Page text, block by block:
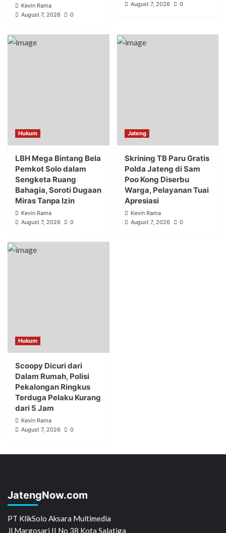
Kevin Rama
August 7, 2026
0
August 7, 2026
0
Hukum
LBH Mega Bintang Bela
Pemkot Solo dalam
Sengketa Ruang
Bahagia, Soroti Dugaan
Miras Tanpa Izin
Kevin Rama
August 7, 2026
0
Jateng
Skrining TB Paru Gratis
Polda Jateng di Sam
Poo Kong Diserbu
Warga, Pelayanan Tuai
Apresiasi
Kevin Rama
August 7, 2026
0
Hukum
Scoopy Dicuri dari
Dalam Rumah, Polisi
Pekalongan Ringkus
Terduga Pelaku Kurang
dari 5 Jam
Kevin Rama
August 7, 2026
0
JatengNow.com
PT KlikSolo Aksara Multimedia
Jl Margosari II No 38 Kota Salatiga